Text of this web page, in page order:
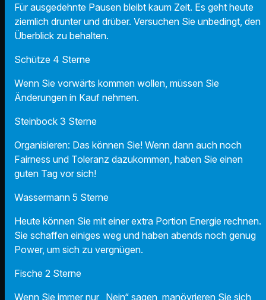
Für ausgedehnte Pausen bleibt kaum Zeit. Es geht heute
ziemlich drunter und drüber. Versuchen Sie unbedingt, den
Überblick zu behalten.
Schütze 4 Sterne
Wenn Sie vorwärts kommen wollen, müssen Sie
Änderungen in Kauf nehmen.
Steinbock 3 Sterne
Organisieren: Das können Sie! Wenn dann auch noch
Fairness und Toleranz dazukommen, haben Sie einen
guten Tag vor sich!
Wassermann 5 Sterne
Heute können Sie mit einer extra Portion Energie rechnen.
Sie schaffen einiges weg und haben abends noch genug
Power, um sich zu vergnügen.
Fische 2 Sterne
Wenn Sie immer nur „Nein“ sagen, manövrieren Sie sich